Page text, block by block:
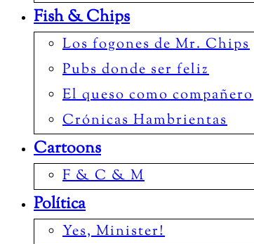
Fish & Chips
Los fogones de Mr. Chips
Pubs donde ser feliz
El queso como compañero
Crónicas Hambrientas
Cartoons
F & C & M
Política
Yes, Minister!